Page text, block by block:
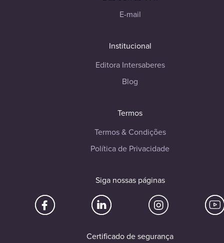
E-mail
Institucional
Editora Intersaberes
Blog
Termos
Termos & Condições
Política de Privacidade
Siga nossas páginas
Certificado de segurança